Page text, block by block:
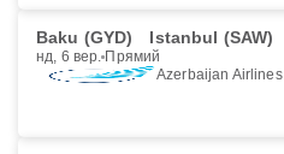
Baku (GYD) Istanbul (SAW)
нд, 6 вер. Прямий
Azerbaijan Airlines